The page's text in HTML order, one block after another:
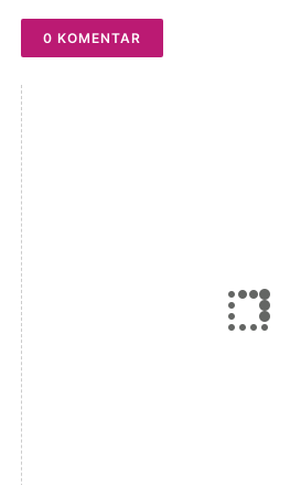
0 KOMENTAR